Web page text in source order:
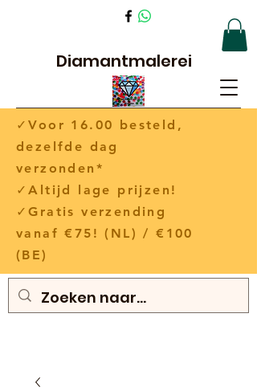
Diamantmalerei
✓Voor 16.00 besteld,
dezelfde dag
verzonden*
✓Altijd lage prijzen!
✓Gratis verzending
vanaf €75! (NL) / €100
(BE)